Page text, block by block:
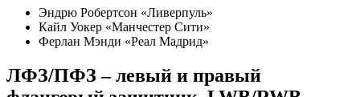
Эндрю Робертсон «Ливерпуль»
Кайл Уокер «Манчестер Сити»
Ферлан Мэнди «Реал Мадрид»
ЛФЗ/ПФЗ – левый и правый